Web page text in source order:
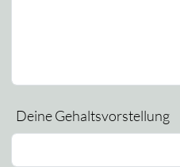
Deine Gehaltsvorstellung